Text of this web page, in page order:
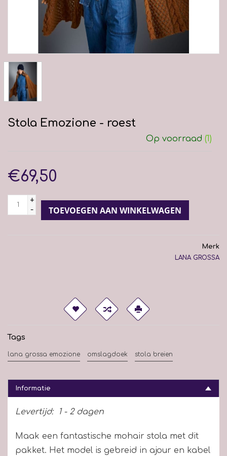
Stola Emozione - roest
Op voorraad (1)
€69,50
+
-
TOEVOEGEN AAN WINKELWAGEN
Merk
LANA GROSSA
Tags
lana grossa emozione omslagdoek stola breien
Informatie
Levertijd: 1 - 2 dagen
Maak een fantastische mohair stola met dit
pakket. Het model is gebreid in ajour en kabel